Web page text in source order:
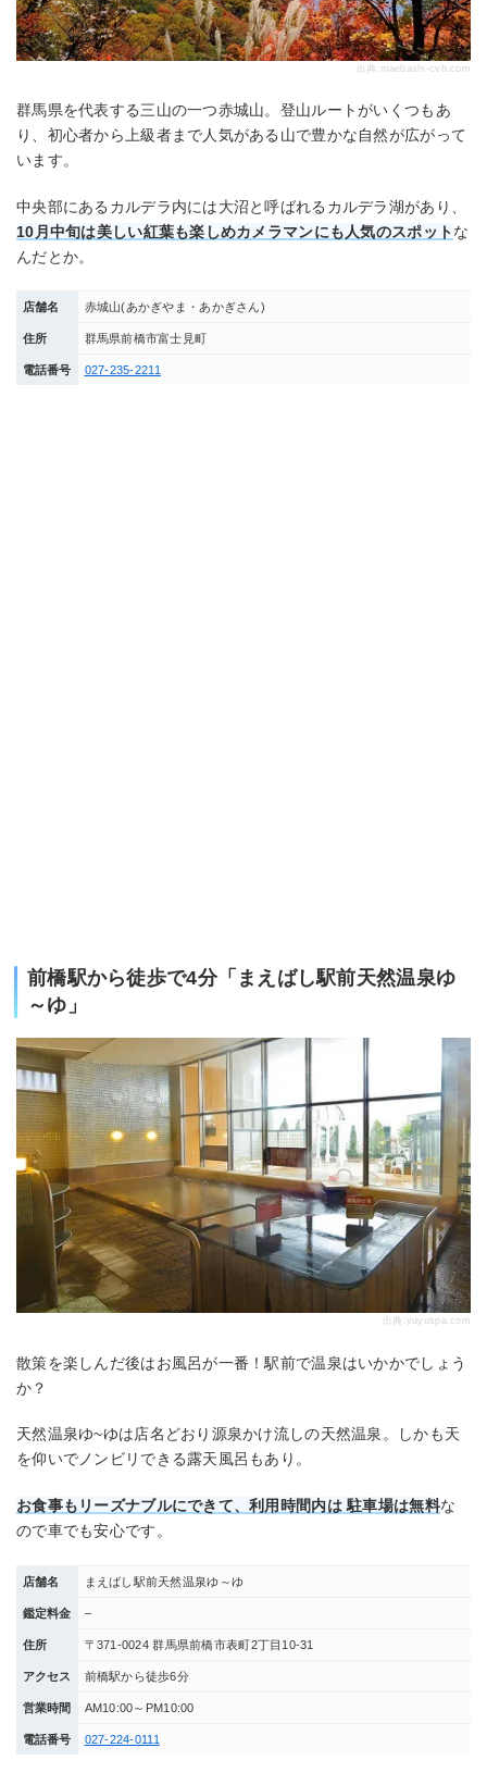
出典: maebashi-cvb.com
群馬県を代表する三山の一つ赤城山。登山ルートがいくつもあ
り、初心者から上級者まで人気がある山で豊かな自然が広がって
います。
中央部にあるカルデラ内には大沼と呼ばれるカルデラ湖があり、
10月中旬は美しい紅葉も楽しめカメラマンにも人気のスポットな
んだとか。
店舗名 赤城山(あかぎやま・あかぎさん)
住所 群馬県前橋市富士見町
電話番号 027-235-2211
前橋駅から徒歩で4分「まえばし駅前天然温泉ゆ
～ゆ」
出典:yuyuspa.com
散策を楽しんだ後はお風呂が一番！駅前で温泉はいかかでしょう
か？
天然温泉ゆ~ゆは店名どおり源泉かけ流しの天然温泉。しかも天
を仰いでノンビリできる露天風呂もあり。
お食事もリーズナブルにできて、利用時間内は 駐車場は無料な
ので車でも安心です。
店舗名 まえばし駅前天然温泉ゆ～ゆ
鑑定料金 –
住所 〒371-0024 群馬県前橋市表町2丁目10-31
アクセス 前橋駅から徒歩6分
営業時間 AM10:00～PM10:00
電話番号 027-224-0111